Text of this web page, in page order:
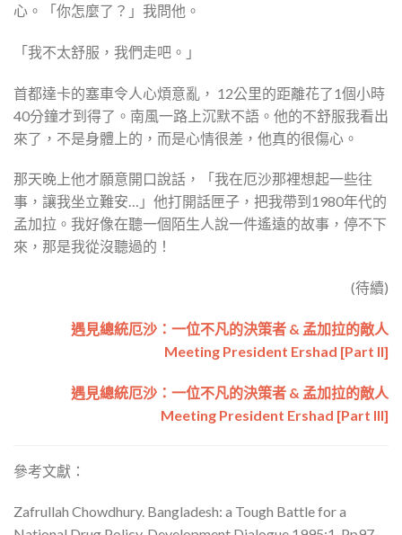
心。「你怎麼了？」我問他。
「我不太舒服，我們走吧。」
首都達卡的塞車令人心煩意亂， 12公里的距離花了1個小時
40分鐘才到得了。南風一路上沉默不語。他的不舒服我看出
來了，不是身體上的，而是心情很差，他真的很傷心。
那天晚上他才願意開口說話，「我在厄沙那裡想起一些往
事，讓我坐立難安…」他打開話匣子，把我帶到1980年代的
孟加拉。我好像在聽一個陌生人說一件遙遠的故事，停不下
來，那是我從沒聽過的！
(待續)
遇見總統厄沙：一位不凡的決策者 & 孟加拉的敵人
Meeting President Ershad [Part II]
遇見總統厄沙：一位不凡的決策者 & 孟加拉的敵人
Meeting President Ershad [Part III]
參考文獻：
Zafrullah Chowdhury. Bangladesh: a Tough Battle for a